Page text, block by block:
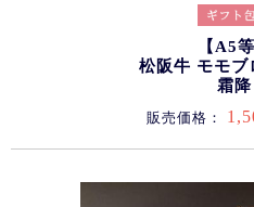
【A5
松阪牛 モモブ
霜降
販売価格：